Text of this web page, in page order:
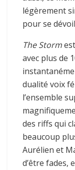
légèrement
pour se
The Storm
avec plus de
dualité voix
l’ensemble
des riffs qui
beaucoup
Aurélien et
d’être fades,